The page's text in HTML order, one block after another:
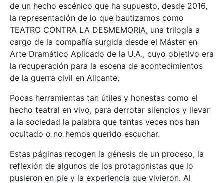
de un hecho escénico que ha supuesto, desde 2016,
la representación de lo que bautizamos como
TEATRO CONTRA LA DESMEMORIA, una trilogía a
cargo de la compañía surgida desde el Máster en
Arte Dramático Aplicado de la U.A., cuyo objetivo era
la recuperación para la escena de acontecimientos
de la guerra civil en Alicante.
Pocas herramientas tan útiles y honestas como el
hecho teatral en vivo, para derrotar silencios y llevar
a la sociedad la palabra que tantas veces nos han
ocultado o no hemos querido escuchar.
Estas páginas recogen la génesis de un proceso, la
reflexión de algunos de los protagonistas que lo
pusieron en pie y la experiencia que vivieron. Al